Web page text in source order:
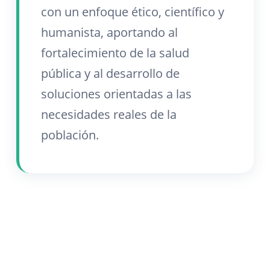
con un enfoque ético, científico y
humanista, aportando al
fortalecimiento de la salud
pública y al desarrollo de
soluciones orientadas a las
necesidades reales de la
población.